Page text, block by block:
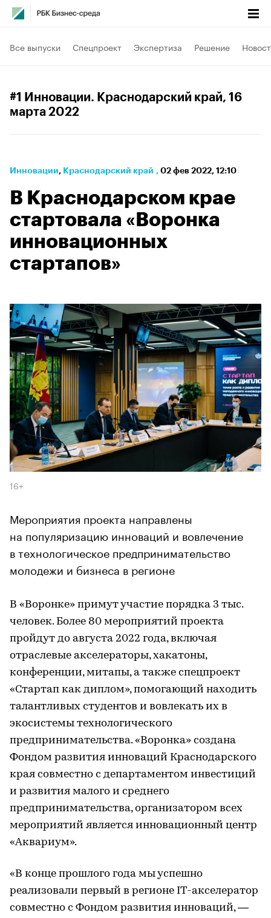
Все выпуски Спецпроект Экспертиза Решение
#1 Инновации. Краснодарский край, 16
марта 2022
Инновации⁠, Краснодарский край , 02 фев 2022, 12:10
В Краснодарском крае
стартовала «Воронка
инновационных
стартапов»
16+
Мероприятия проекта направлены
на популяризацию инноваций и вовлечение
в технологическое предпринимательство
молодежи и бизнеса в регионе
В «Воронке» примут участие порядка 3 тыс.
человек. Более 80 мероприятий проекта
пройдут до августа 2022 года, включая
отраслевые акселераторы, хакатоны,
конференции, митапы, а также спецпроект
«Стартап как диплом», помогающий находить
талантливых студентов и вовлекать их в
экосистемы технологического
предпринимательства. «Воронка» создана
Фондом развития инноваций Краснодарского
края совместно с департаментом инвестиций
и развития малого и среднего
предпринимательства, организатором всех
мероприятий является инновационный центр
«Аквариум».
«В конце прошлого года мы успешно
реализовали первый в регионе IT-акселератор
совместно с Фондом развития инноваций, —